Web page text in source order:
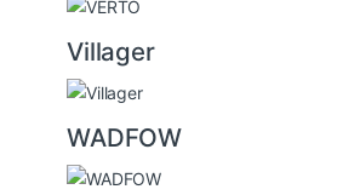
Villager
WADFOW